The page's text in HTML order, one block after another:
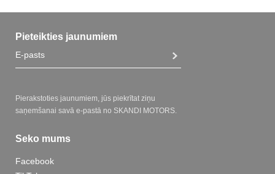
Pieteikties jaunumiem
Pierakstoties jaunumiem, jūs piekrītat ziņu
saņemšanai savā e-pastā no SKANDI MOTORS.
Seko mums
Facebook